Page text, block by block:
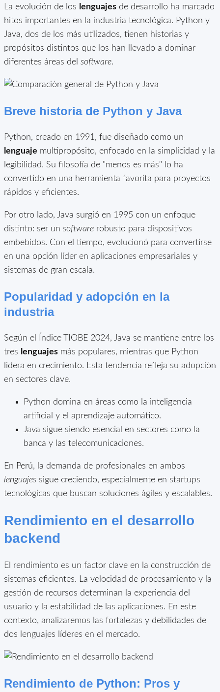
La evolución de los lenguajes de desarrollo ha marcado
hitos importantes en la industria tecnológica. Python y
Java, dos de los más utilizados, tienen historias y
propósitos distintos que los han llevado a dominar
diferentes áreas del software.
Breve historia de Python y Java
Python, creado en 1991, fue diseñado como un
lenguaje multipropósito, enfocado en la simplicidad y la
legibilidad. Su filosofía de "menos es más" lo ha
convertido en una herramienta favorita para proyectos
rápidos y eficientes.
Por otro lado, Java surgió en 1995 con un enfoque
distinto: ser un software robusto para dispositivos
embebidos. Con el tiempo, evolucionó para convertirse
en una opción líder en aplicaciones empresariales y
sistemas de gran escala.
Popularidad y adopción en la
industria
Según el Índice TIOBE 2024, Java se mantiene entre los
tres lenguajes más populares, mientras que Python
lidera en crecimiento. Esta tendencia refleja su adopción
en sectores clave.
Python domina en áreas como la inteligencia
artificial y el aprendizaje automático.
Java sigue siendo esencial en sectores como la
banca y las telecomunicaciones.
En Perú, la demanda de profesionales en ambos
lenguajes sigue creciendo, especialmente en startups
tecnológicas que buscan soluciones ágiles y escalables.
Rendimiento en el desarrollo
backend
El rendimiento es un factor clave en la construcción de
sistemas eficientes. La velocidad de procesamiento y la
gestión de recursos determinan la experiencia del
usuario y la estabilidad de las aplicaciones. En este
contexto, analizaremos las fortalezas y debilidades de
dos lenguajes líderes en el mercado.
Rendimiento de Python: Pros y